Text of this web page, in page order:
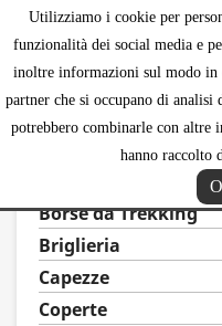
Utilizziamo i cookie per
funzionalità dei social media e
inoltre informazioni sul modo
partner che si occupano di
potrebbero combinarle con altre
hanno raccolto
Alzapaletta e
Borse da Trekking
Briglieria
Capezze
Coperte